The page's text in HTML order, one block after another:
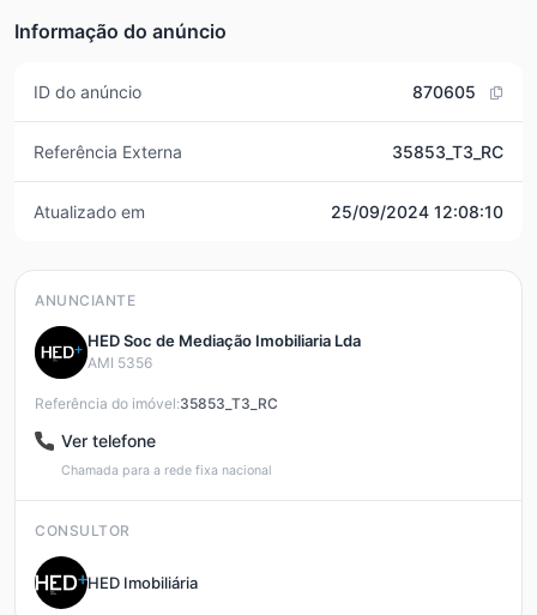
Informação do anúncio
ID do anúncio 870605
Referência Externa 35853_T3_RC
Atualizado em 25/09/2024 12:08:10
ANUNCIANTE
HED Soc de Mediação Imobiliaria Lda
AMI 5356
Referência do imóvel:35853_T3_RC
Ver telefone
Chamada para a rede fixa nacional
CONSULTOR
HED Imobiliária